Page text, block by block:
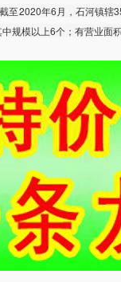
至2020年6月，石河镇
规模以上6个；有营业面